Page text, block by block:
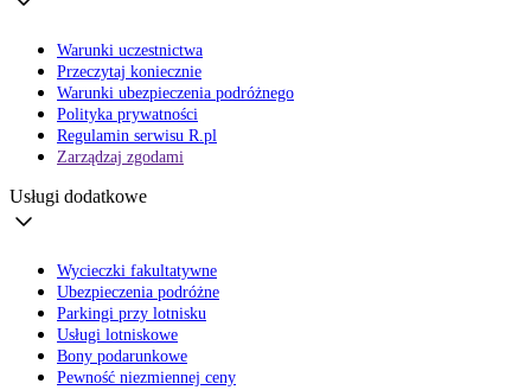
Warunki uczestnictwa
Przeczytaj koniecznie
Warunki ubezpieczenia podróżnego
Polityka prywatności
Regulamin serwisu R.pl
Zarządzaj zgodami
Usługi dodatkowe
Wycieczki fakultatywne
Ubezpieczenia podróżne
Parkingi przy lotnisku
Usługi lotniskowe
Bony podarunkowe
Pewność niezmiennej ceny